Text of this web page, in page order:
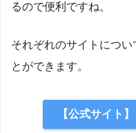
るので便利ですね。
それぞれのサイトにつ
とができます。
【公式サイト